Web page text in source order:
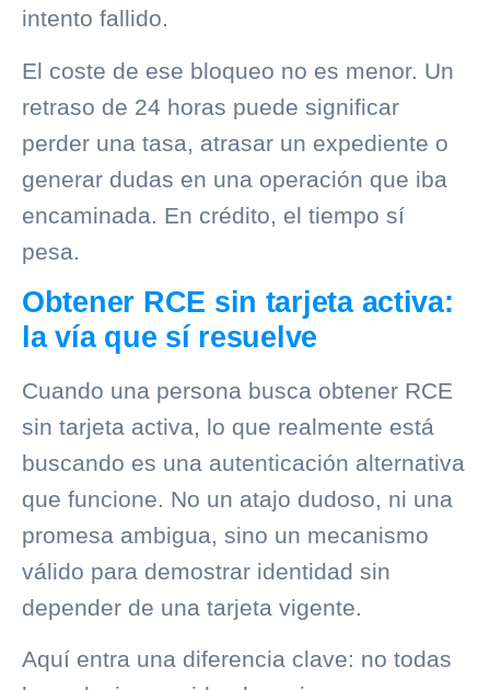
intento fallido.
El coste de ese bloqueo no es menor. Un
retraso de 24 horas puede significar
perder una tasa, atrasar un expediente o
generar dudas en una operación que iba
encaminada. En crédito, el tiempo sí
pesa.
Obtener RCE sin tarjeta activa:
la vía que sí resuelve
Cuando una persona busca obtener RCE
sin tarjeta activa, lo que realmente está
buscando es una autenticación alternativa
que funcione. No un atajo dudoso, ni una
promesa ambigua, sino un mecanismo
válido para demostrar identidad sin
depender de una tarjeta vigente.
Aquí entra una diferencia clave: no todas